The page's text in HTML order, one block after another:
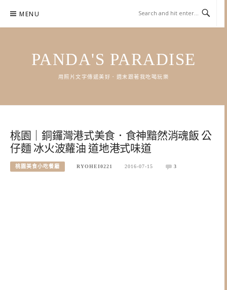
content
MENU
PANDA'S PARADISE
用照片文字傳遞美好．週末跟著我吃喝玩樂
桃園｜銅鑼灣港式美食．食神黯然消魂飯 公
仔麵 冰火波蘿油 道地港式味道
桃園美食小吃餐廳 RYOHEI0221 2016-07-15 3